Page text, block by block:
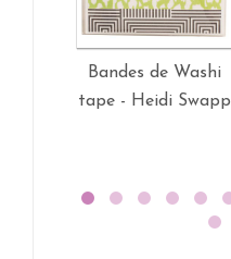
Bandes de Washi
tape - Heidi Swapp